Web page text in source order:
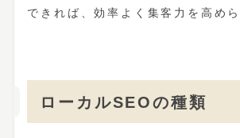
できれば、効率よく集客力を高めら
ローカルSEOの種類